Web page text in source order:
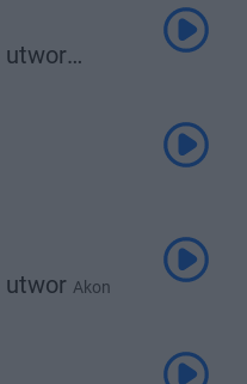
utwor
utwor Akon